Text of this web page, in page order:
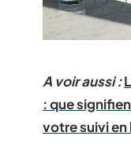
A voir aussi :
: que
votre suivi en